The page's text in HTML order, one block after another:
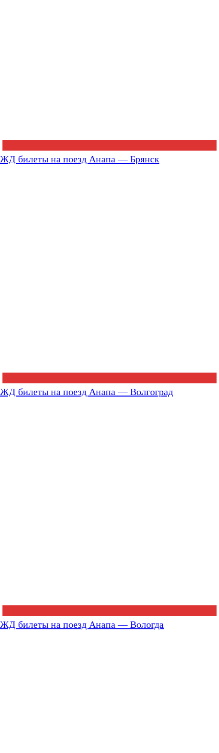
ЖД билеты на поезд Анапа — Брянск
ЖД билеты на поезд Анапа — Волгоград
ЖД билеты на поезд Анапа — Вологда